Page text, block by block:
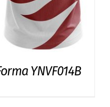
YNVF014B